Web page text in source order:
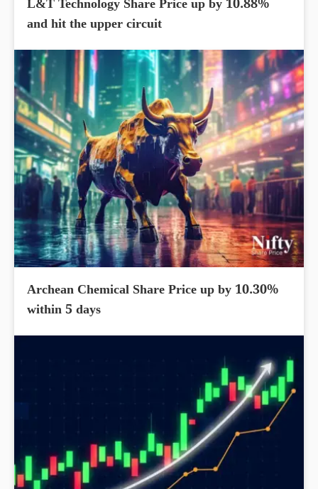
L&T Technology Share Price up by 10.88%
and hit the upper circuit
Archean Chemical Share Price up by 10.30%
within 5 days